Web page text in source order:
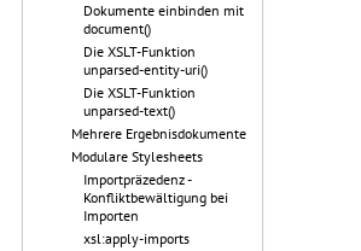
Dokumente einbinden mit
document()
Die XSLT-Funktion
unparsed-entity-uri()
Die XSLT-Funktion
unparsed-text()
Mehrere Ergebnisdokumente
Modulare Stylesheets
Importpräzedenz -
Konfliktbewältigung bei
Importen
xsl:apply-imports